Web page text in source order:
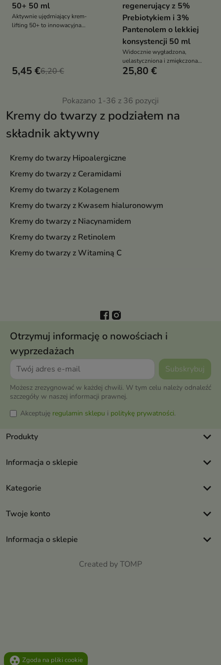
Kremy do twarzy z podziałem na
składnik aktywny
Kremy do twarzy Hipoalergiczne
Kremy do twarzy z Ceramidami
Kremy do twarzy z Kolagenem
Kremy do twarzy z Kwasem hialuronowym
Kremy do twarzy z Niacynamidem
Kremy do twarzy z Retinolem
Kremy do twarzy z Witaminą C
50+ 50 ml
Aktywnie ujędrniający krem-
lifting 50+ to innowacyjna
5,45 €6,20 €
regenerujący z 5%
Prebiotykiem i 3%
Pantenolem o lekkiej
konsystencji 50 ml
Widocznie wygładzona,
uelastyczniona i zmiękczona
cera
25,80 €
Pokazano 1-36 z 36 pozycji
Otrzymuj informację o nowościach i
wyprzedażach
Możesz zrezygnować w każdej chwili. W tym celu należy odnaleźć
szczegóły w naszej informacji prawnej.
Akceptuję regulamin sklepu i politykę prywatności.
Produkty keyboard_arrow_down
Informacja o sklepie keyboard_arrow_down
Kategorie keyboard_arrow_down
Twoje konto keyboard_arrow_down
Informacja o sklepie keyboard_arrow_down
Created by TOMP
group_work Zgoda na pliki cookie